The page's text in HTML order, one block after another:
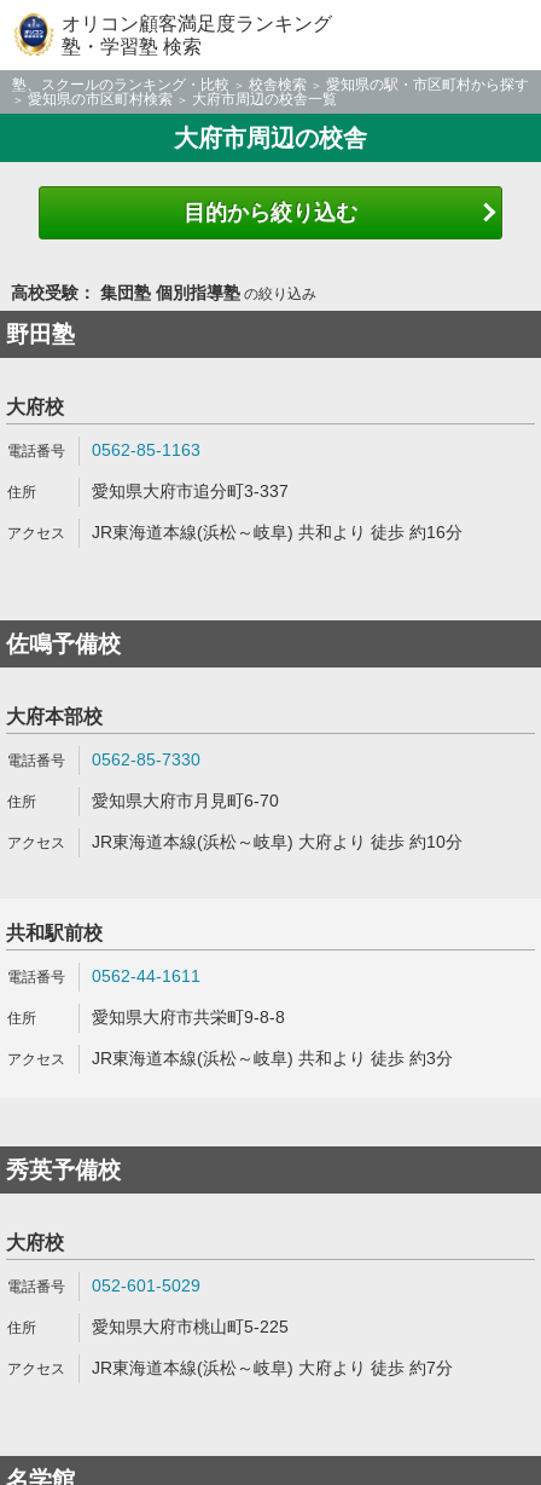
オリコン顧客満足度ランキング
塾・学習塾 検索
塾、スクールのランキング・比較 校舎検索
愛知県の駅・市区町村から探す
愛知県の市区町村検索
大府市周辺の校舎一覧
大府市周辺の校舎
目的から絞り込む
高校受験： 集団塾 個別指導塾の絞り込み
野田塾
大府校
0562-85-1163
愛知県大府市追分町3-337
JR東海道本線(浜松～岐阜) 共和より 徒歩 約16分
佐鳴予備校
大府本部校
0562-85-7330
愛知県大府市月見町6-70
JR東海道本線(浜松～岐阜) 大府より 徒歩 約10分
共和駅前校
0562-44-1611
愛知県大府市共栄町9-8-8
JR東海道本線(浜松～岐阜) 共和より 徒歩 約3分
秀英予備校
大府校
052-601-5029
愛知県大府市桃山町5-225
JR東海道本線(浜松～岐阜) 大府より 徒歩 約7分
名学館